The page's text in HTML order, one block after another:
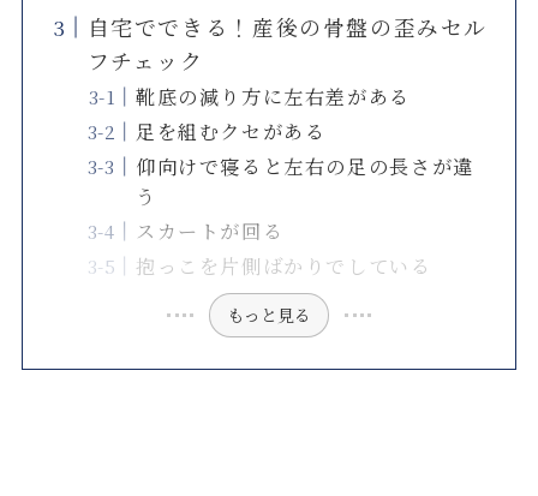
自宅でできる！産後の骨盤の歪みセル
フチェック
靴底の減り方に左右差がある
足を組むクセがある
仰向けで寝ると左右の足の長さが違
う
スカートが回る
抱っこを片側ばかりでしている
もっと見る